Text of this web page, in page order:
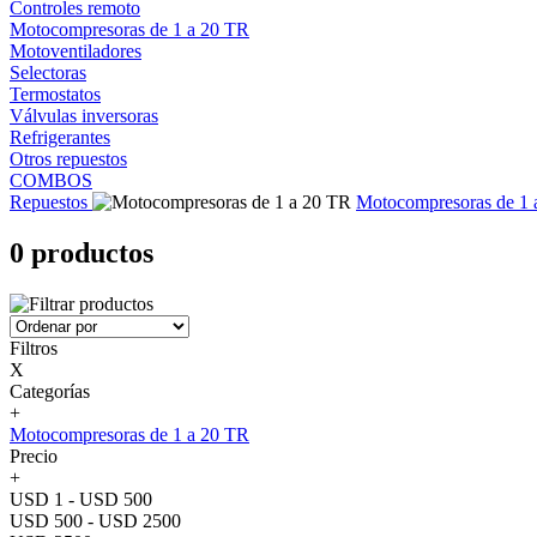
Controles remoto
Motocompresoras de 1 a 20 TR
Motoventiladores
Selectoras
Termostatos
Válvulas inversoras
Refrigerantes
Otros repuestos
COMBOS
Repuestos
Motocompresoras de 1
0 productos
Filtros
X
Categorías
+
Motocompresoras de 1 a 20 TR
Precio
+
USD 1 - USD 500
USD 500 - USD 2500